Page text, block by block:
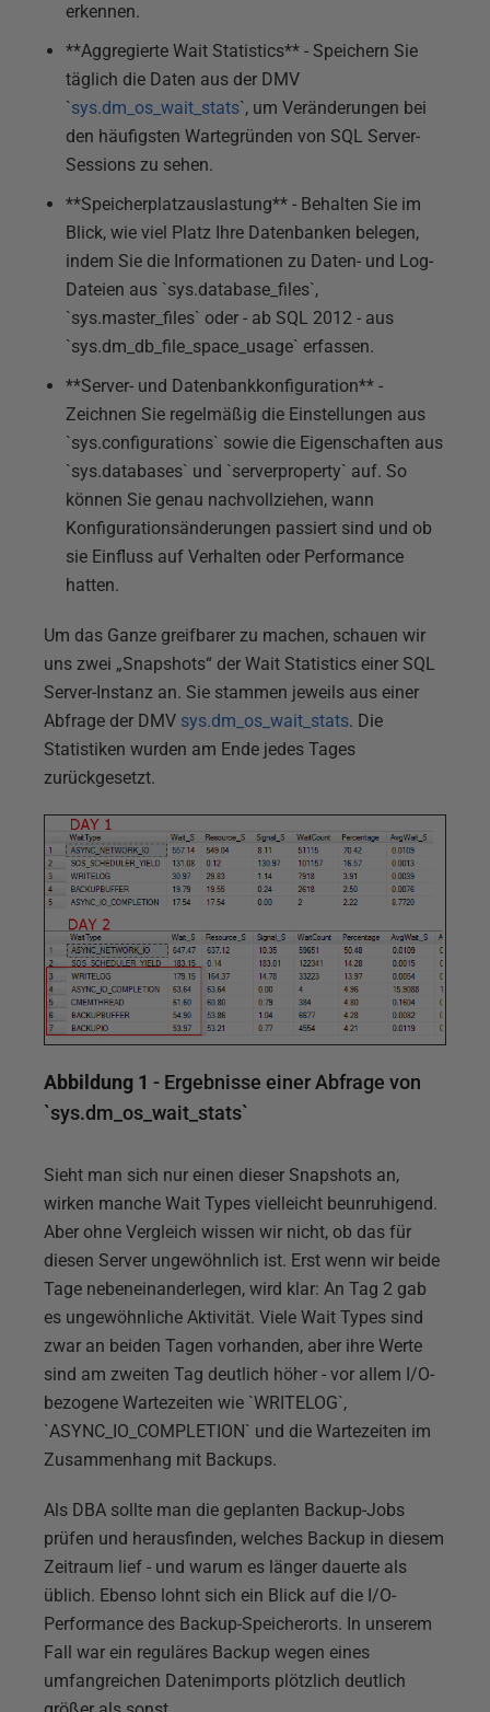
erkennen.
**Aggregierte Wait Statistics** - Speichern Sie
täglich die Daten aus der DMV
`sys.dm_os_wait_stats`, um Veränderungen bei
den häufigsten Wartegründen von SQL Server-
Sessions zu sehen.
**Speicherplatzauslastung** - Behalten Sie im
Blick, wie viel Platz Ihre Datenbanken belegen,
indem Sie die Informationen zu Daten- und Log-
Dateien aus `sys.database_files`,
`sys.master_files` oder - ab SQL 2012 - aus
`sys.dm_db_file_space_usage` erfassen.
**Server- und Datenbankkonfiguration** -
Zeichnen Sie regelmäßig die Einstellungen aus
`sys.configurations` sowie die Eigenschaften aus
`sys.databases` und `serverproperty` auf. So
können Sie genau nachvollziehen, wann
Konfigurationsänderungen passiert sind und ob
sie Einfluss auf Verhalten oder Performance
hatten.
Um das Ganze greifbarer zu machen, schauen wir
uns zwei „Snapshots“ der Wait Statistics einer SQL
Server-Instanz an. Sie stammen jeweils aus einer
Abfrage der DMV sys.dm_os_wait_stats. Die
Statistiken wurden am Ende jedes Tages
zurückgesetzt.
Abbildung 1 - Ergebnisse einer Abfrage von
`sys.dm_os_wait_stats`
Sieht man sich nur einen dieser Snapshots an,
wirken manche Wait Types vielleicht beunruhigend.
Aber ohne Vergleich wissen wir nicht, ob das für
diesen Server ungewöhnlich ist. Erst wenn wir beide
Tage nebeneinanderlegen, wird klar: An Tag 2 gab
es ungewöhnliche Aktivität. Viele Wait Types sind
zwar an beiden Tagen vorhanden, aber ihre Werte
sind am zweiten Tag deutlich höher - vor allem I/O-
bezogene Wartezeiten wie `WRITELOG`,
`ASYNC_IO_COMPLETION` und die Wartezeiten im
Zusammenhang mit Backups.
Als DBA sollte man die geplanten Backup-Jobs
prüfen und herausfinden, welches Backup in diesem
Zeitraum lief - und warum es länger dauerte als
üblich. Ebenso lohnt sich ein Blick auf die I/O-
Performance des Backup-Speicherorts. In unserem
Fall war ein reguläres Backup wegen eines
umfangreichen Datenimports plötzlich deutlich